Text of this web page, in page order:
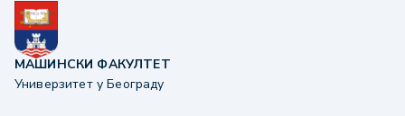
МАШИНСКИ ФАКУЛТЕТ
Универзитет у Београду